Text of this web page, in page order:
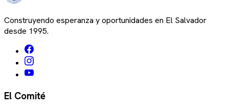
Construyendo esperanza y oportunidades en El Salvador
desde 1995.
El Comité